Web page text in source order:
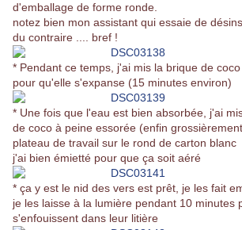
d'emballage de forme ronde.
notez bien mon assistant qui essaie de
du contraire .... bref !
* Pendant ce temps, j'ai mis la brique de
pour qu'elle s'expanse (15 minutes environ)
* Une fois que l'eau est bien absorbée, j'ai
de coco à peine essorée (enfin
plateau de travail sur le rond de carton blanc
j'ai bien émietté pour que ça soit aéré
* ça y est le nid des vers est prêt, je les fait
je les laisse à la lumière pendant 10 minutes
s'enfouissent dans leur litière